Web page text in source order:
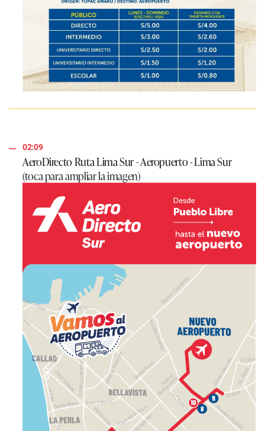
02:09
AeroDirecto Ruta Lima Sur - Aeropuerto - Lima Sur
(toca para ampliar la imagen)